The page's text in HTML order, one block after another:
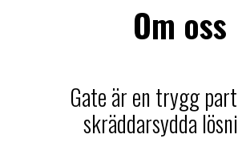
Om oss
Gate är en trygg
skräddarsydda